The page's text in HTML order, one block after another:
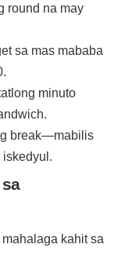
round na may
sa mas mababa
minuto
break—mabilis
kahit sa